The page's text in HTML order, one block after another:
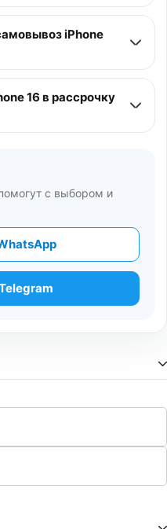
iPhone
16 в рассрочку
с выбором и